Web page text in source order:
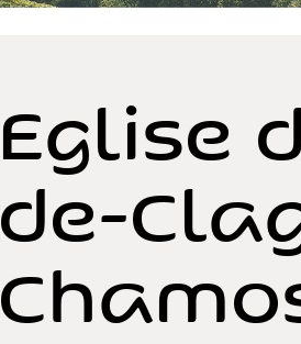
Eglise
de-